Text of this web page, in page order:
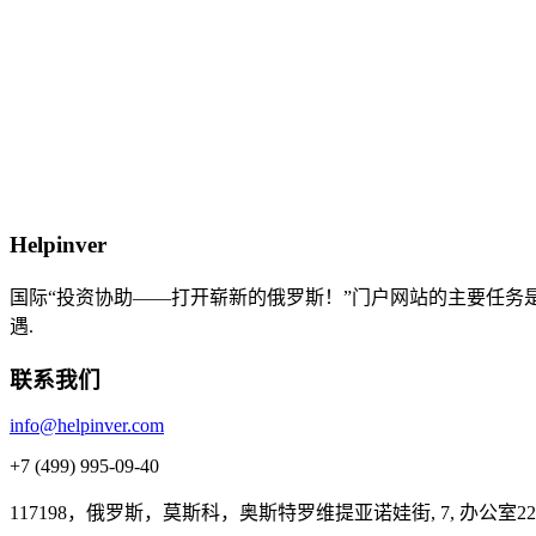
Helpinver
国际“投资协助——打开崭新的俄罗斯！”门户网站的主要任务
遇.
联系我们
info@helpinver.com
+7 (499) 995-09-40
117198，俄罗斯，莫斯科，奥斯特罗维提亚诺娃街, 7, 办公室22